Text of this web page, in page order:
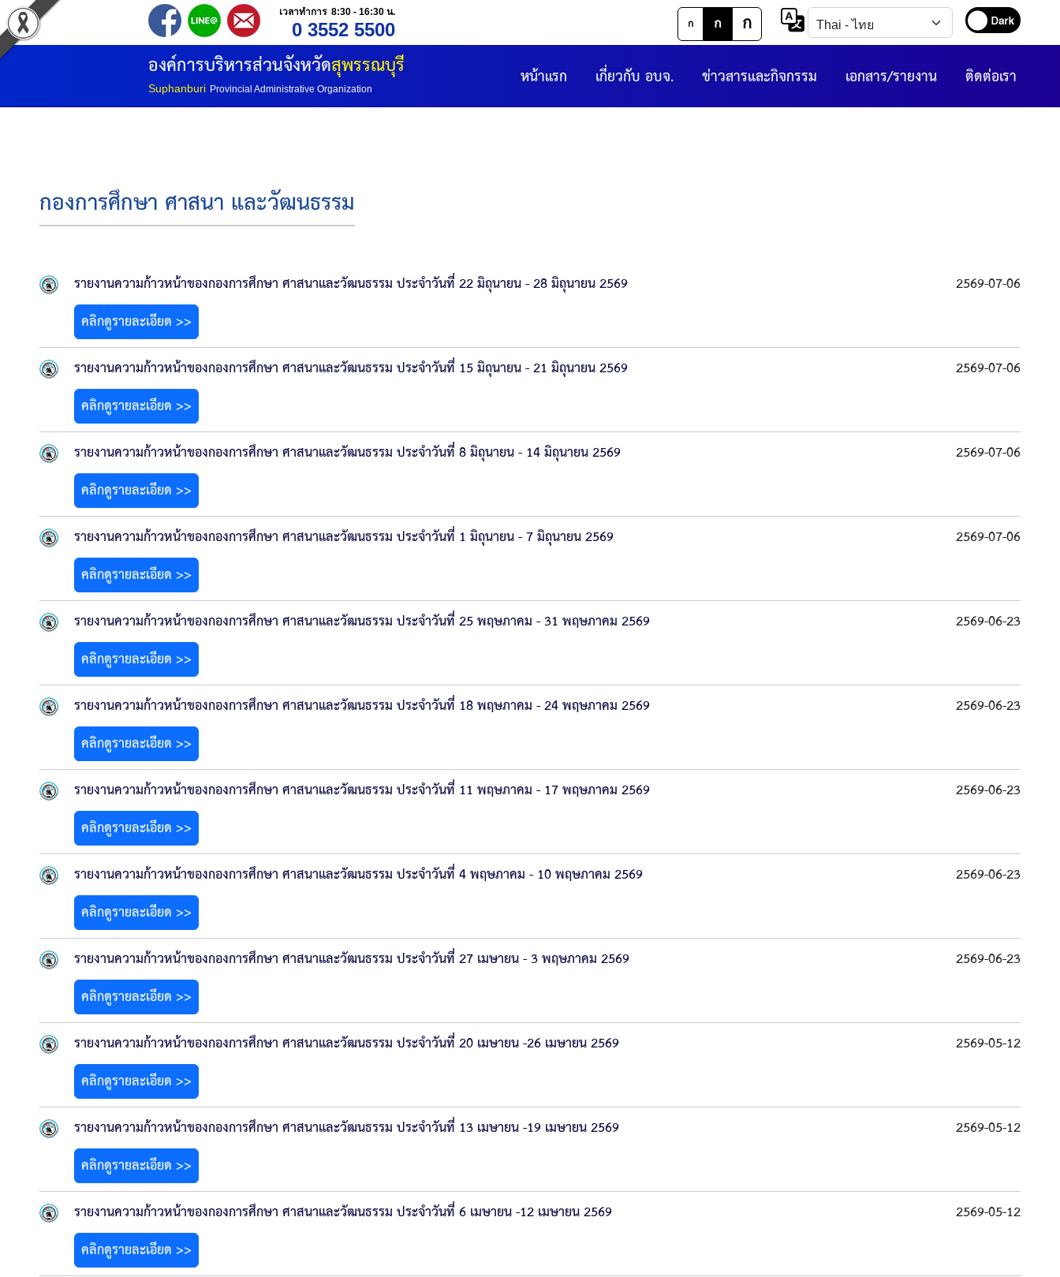
เวลาทำการ 8:30 - 16:30 น.
0 3552 5500 ก ก ก
องค์การบริหารส่วนจังหวัดสุพรรณบุรี
Suphanburi Provincial Administrative Organization ติดต่อเรา
เอกสาร/รายงาน
ข่าวสารและกิจกรรม
เกี่ยวกับ อบจ.
หน้าแรก
กองการศึกษา ศาสนา และวัฒนธรรม
รายงานความก้าวหน้าของกองการศึกษา ศาสนาและวัฒนธรรม ประจำวันที่ 22 มิถุนายน - 28 มิถุนายน 2569
คลิกดูรายละเอียด >>
2569-07-06
รายงานความก้าวหน้าของกองการศึกษา ศาสนาและวัฒนธรรม ประจำวันที่ 15 มิถุนายน - 21 มิถุนายน 2569
คลิกดูรายละเอียด >>
2569-07-06
รายงานความก้าวหน้าของกองการศึกษา ศาสนาและวัฒนธรรม ประจำวันที่ 8 มิถุนายน - 14 มิถุนายน 2569
คลิกดูรายละเอียด >>
2569-07-06
รายงานความก้าวหน้าของกองการศึกษา ศาสนาและวัฒนธรรม ประจำวันที่ 1 มิถุนายน - 7 มิถุนายน 2569
คลิกดูรายละเอียด >>
2569-07-06
รายงานความก้าวหน้าของกองการศึกษา ศาสนาและวัฒนธรรม ประจำวันที่ 25 พฤษภาคม - 31 พฤษภาคม 2569
คลิกดูรายละเอียด >>
2569-06-23
รายงานความก้าวหน้าของกองการศึกษา ศาสนาและวัฒนธรรม ประจำวันที่ 18 พฤษภาคม - 24 พฤษภาคม 2569
คลิกดูรายละเอียด >>
2569-06-23
รายงานความก้าวหน้าของกองการศึกษา ศาสนาและวัฒนธรรม ประจำวันที่ 11 พฤษภาคม - 17 พฤษภาคม 2569
คลิกดูรายละเอียด >>
2569-06-23
รายงานความก้าวหน้าของกองการศึกษา ศาสนาและวัฒนธรรม ประจำวันที่ 4 พฤษภาคม - 10 พฤษภาคม 2569
คลิกดูรายละเอียด >>
2569-06-23
รายงานความก้าวหน้าของกองการศึกษา ศาสนาและวัฒนธรรม ประจำวันที่ 27 เมษายน - 3 พฤษภาคม 2569
คลิกดูรายละเอียด >>
2569-06-23
รายงานความก้าวหน้าของกองการศึกษา ศาสนาและวัฒนธรรม ประจำวันที่ 20 เมษายน -26 เมษายน 2569
คลิกดูรายละเอียด >>
2569-05-12
รายงานความก้าวหน้าของกองการศึกษา ศาสนาและวัฒนธรรม ประจำวันที่ 13 เมษายน -19 เมษายน 2569
คลิกดูรายละเอียด >>
2569-05-12
รายงานความก้าวหน้าของกองการศึกษา ศาสนาและวัฒนธรรม ประจำวันที่ 6 เมษายน -12 เมษายน 2569
คลิกดูรายละเอียด >>
2569-05-12